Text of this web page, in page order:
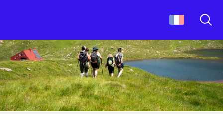
principal